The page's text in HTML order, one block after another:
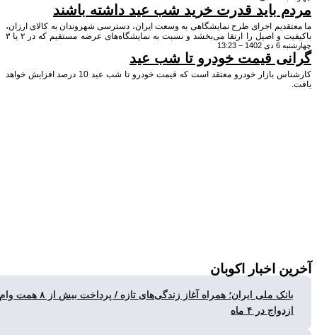
باید قدرت خرید شب عید داشته باشند
اجرای طرح نمایشگاهی به وسعت ایران، دسترسی شهروندان به کالای ارزان،
باکیفیت و اصیل را ارتقا می‌بخشد و نسبت به نمایشگاه‌های عرضه مستقیم که در ۲ یا ۳
از شهرها برگزار می‌شود، مزیت‌های چندگانه‌ای دارد.
قیمت خودرو تا شب عید
کارشناس بازار خودرو معتقد است که قیمت خودرو تا شب عید 10 درصد افزایش خواهد
اخبار اکوبان
بانک ملی ایران؛ همراه آغاز زندگی‌های تازه / پرداخت بیش از ۸ همت وام
در ۴ ماه